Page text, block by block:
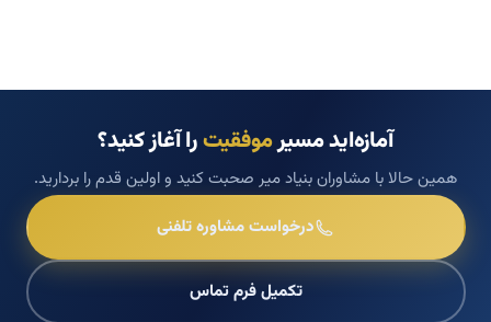
آمازه‌اید مسیرموفقیترا آغاز کنید؟
همین حالا با مشاوران بنیاد میر صحبت کنید و اولین قدم را بردارید.
درخواست مشاوره تلفنی
تکمیل فرم تماس